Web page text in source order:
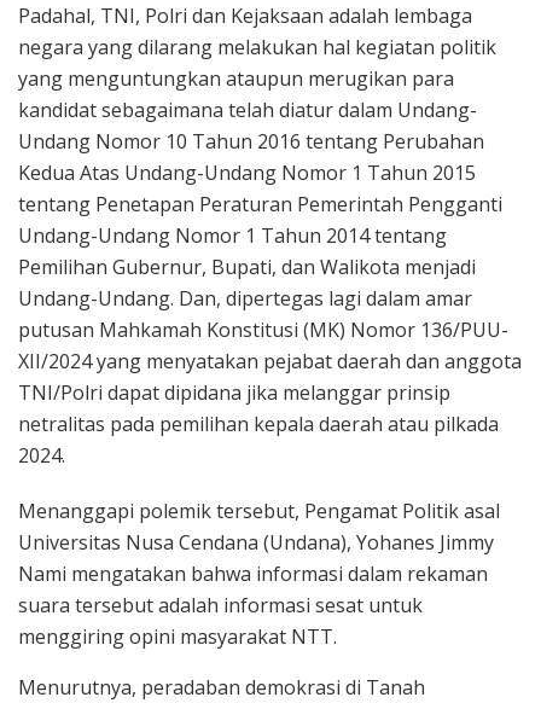
Padahal, TNI, Polri dan Kejaksaan adalah lembaga
negara yang dilarang melakukan hal kegiatan politik
yang menguntungkan ataupun merugikan para
kandidat sebagaimana telah diatur dalam Undang-
Undang Nomor 10 Tahun 2016 tentang Perubahan
Kedua Atas Undang-Undang Nomor 1 Tahun 2015
tentang Penetapan Peraturan Pemerintah Pengganti
Undang-Undang Nomor 1 Tahun 2014 tentang
Pemilihan Gubernur, Bupati, dan Walikota menjadi
Undang-Undang. Dan, dipertegas lagi dalam amar
putusan Mahkamah Konstitusi (MK) Nomor 136/PUU-
XII/2024 yang menyatakan pejabat daerah dan anggota
TNI/Polri dapat dipidana jika melanggar prinsip
netralitas pada pemilihan kepala daerah atau pilkada
2024.
Menanggapi polemik tersebut, Pengamat Politik asal
Universitas Nusa Cendana (Undana), Yohanes Jimmy
Nami mengatakan bahwa informasi dalam rekaman
suara tersebut adalah informasi sesat untuk
menggiring opini masyarakat NTT.
Menurutnya, peradaban demokrasi di Tanah